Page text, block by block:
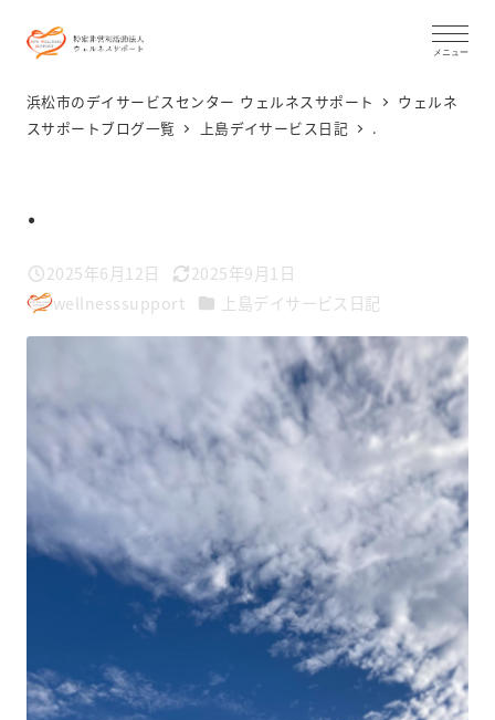
メニュー
浜松市のデイサービスセンター ウェルネスサポート
ウェルネ
スサポートブログ一覧
上島デイサービス日記 .
.
投稿日
2025年6月12日
更新日
2025年9月1日
著
者
wellnesssupport カテゴリー
上島デイサービス日記